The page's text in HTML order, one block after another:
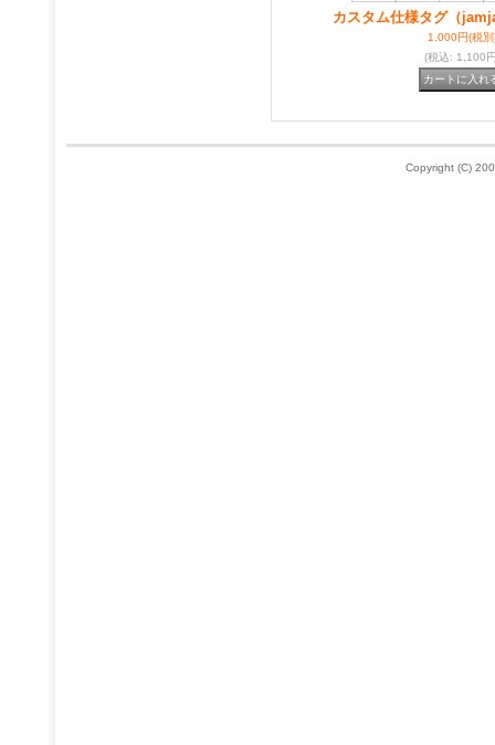
カスタム仕様タグ（
1,000円(税別
(税込: 1,100
Copyright (C)